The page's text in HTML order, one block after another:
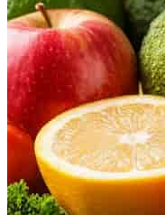
НОВОСТИ
Делаем этот
мир легче!